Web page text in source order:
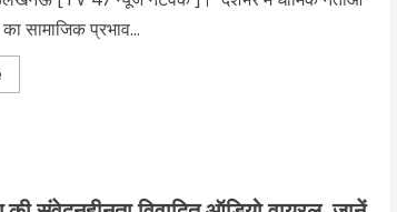
सामाजिक प्रभाव...
Read
more
फंसे